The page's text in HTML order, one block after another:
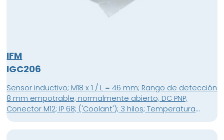
IFM
IGC206
Sensor inductivo; M18 x 1 / L = 46 mm; Rango de detección
8 mm empotrable; normalmente abierto; DC PNP;
Conector M12; IP 68; ('Coolant'); 3 hilos; Temperatura
ambiente -25...70 °C; Frecuencia de conmutación 400 Hz